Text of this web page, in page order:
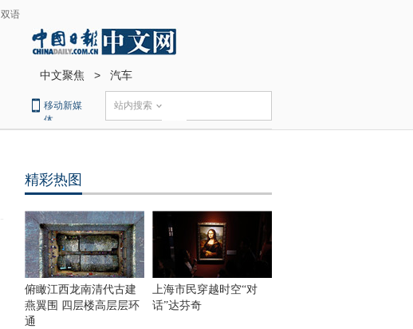
双语
中文聚焦 > 汽车
移动新媒
体
站内搜索
精彩热图
俯瞰江西龙南清代古建
燕翼围 四层楼高层层环
通
上海市民穿越时空“对
话”达芬奇